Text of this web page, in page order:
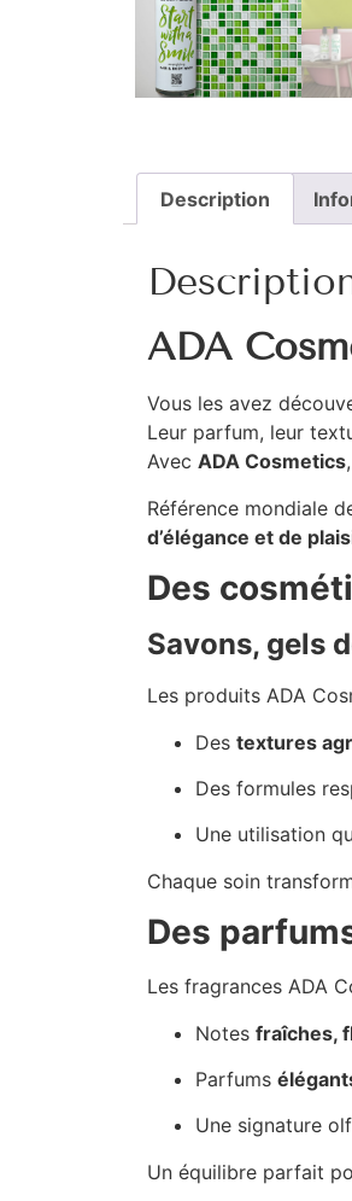
Description
ADA
Vous les avez
Leur parfum, leur
Avec ADA Cosmetics
Référence mondiale
d’élégance et de
Des
Savons, gels
Les produits ADA
Des textures
Des formules
Une utilisation
Chaque soin
Des
Les fragrances ADA
Notes fraîches,
Parfums
Une signature
Un équilibre parfait